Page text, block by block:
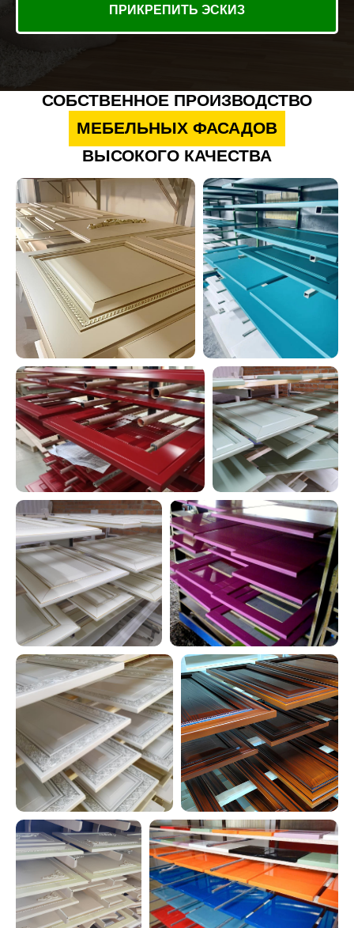
ПРИКРЕПИТЬ ЭСКИЗ
СОБСТВЕННОЕ ПРОИЗВОДСТВО
МЕБЕЛЬНЫХ ФАСАДОВ
ВЫСОКОГО КАЧЕСТВА